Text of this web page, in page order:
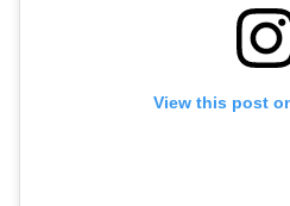
View this post